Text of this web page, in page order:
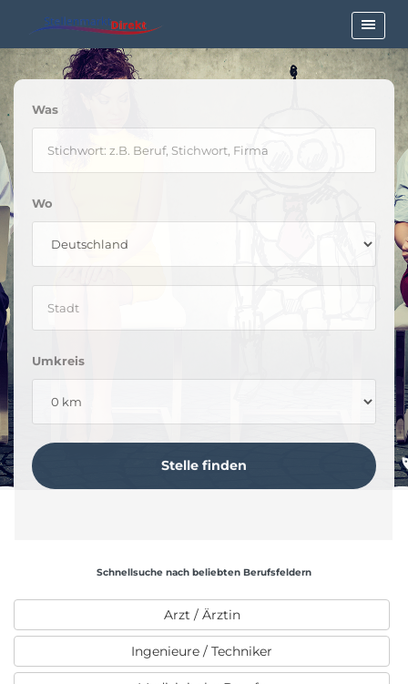
Was
Wo
Umkreis
Schnellsuche nach beliebten Berufsfeldern
Arzt / Ärztin
Ingenieure / Techniker